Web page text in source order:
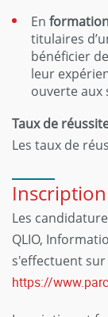
En
titulaires
bénéficier
leur
ouverte aux
Taux de
Les taux de
Inscription
Les
QLIO,
s'effectuent
https://